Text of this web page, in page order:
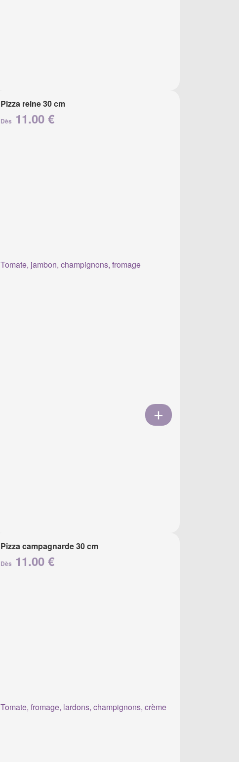
Pizza reine 30 cm
Dès 11.00 €
Tomate, jambon, champignons, fromage
Pizza campagnarde 30 cm
Dès 11.00 €
Tomate, fromage, lardons, champignons, crème